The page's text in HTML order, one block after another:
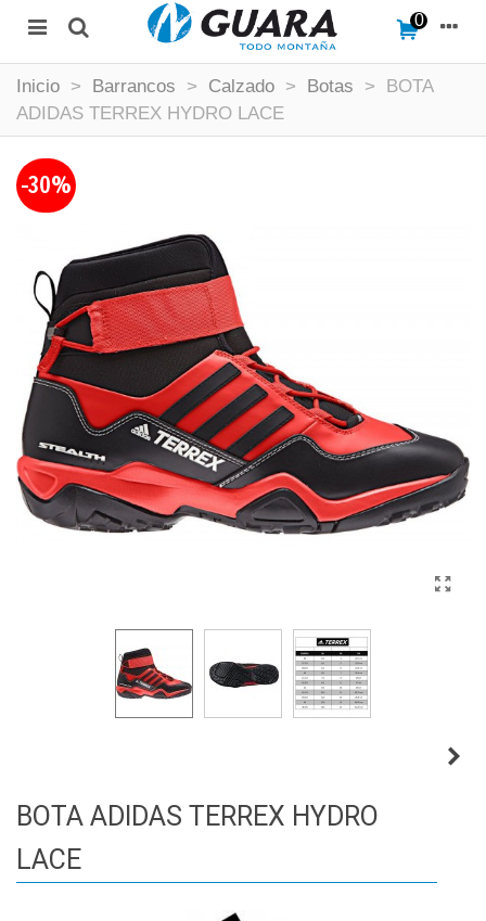
0
Inicio > Barrancos > Calzado > Botas >
BOTA
ADIDAS TERREX HYDRO LACE
-30%
BOTA ADIDAS TERREX HYDRO
LACE